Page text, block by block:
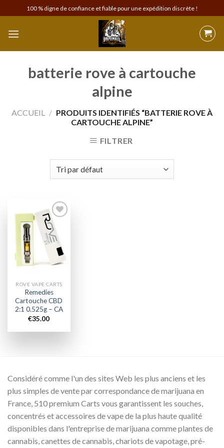
to
content
100 % digne de confiance et fiable pour une expédition discrète !
batterie rove à cartouche
alpine
ACCUEIL / PRODUITS IDENTIFIÉS “BATTERIE ROVE À
CARTOUCHE ALPINE”
FILTRER
Add to
wishlist
ROVE VAPE CARTS
Remedies
Cartouche CBD
2:1 0.525g – CA
€35.00
Considéré comme l'un des sites Web les plus anciens et les
plus simples de vente par correspondance de marijuana en
France, 510 premium Carts vous garantissent les souches,
concentrés et accessoires de vape de la plus haute qualité
disponibles dans l'entreprise de marijuana comme plantes de
cannabis, canettes de cannabis, chariots de vapotage, pré-